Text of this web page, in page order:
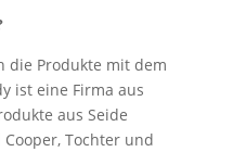
die Produkte mit dem
ist eine Firma aus
aus Seide
Tochter und